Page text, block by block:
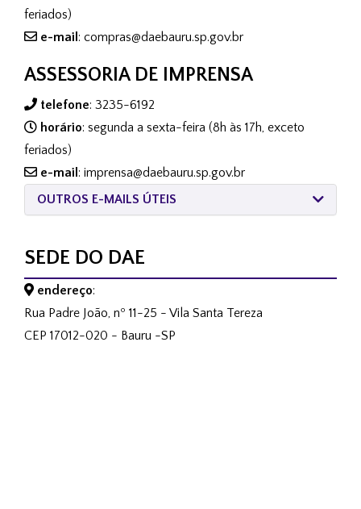
feriados)
e-mail : compras@daebauru.sp.gov.br
ASSESSORIA DE IMPRENSA
telefone: 3235-6192
horário: segunda a sexta-feira (8h às 17h, exceto
feriados)
e-mail : imprensa@daebauru.sp.gov.br
OUTROS E-MAILS ÚTEIS
SEDE DO DAE
endereço:
Rua Padre João, nº 11-25 - Vila Santa Tereza
CEP 17012-020 - Bauru -SP